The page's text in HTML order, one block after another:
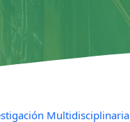
Multidisciplinaria